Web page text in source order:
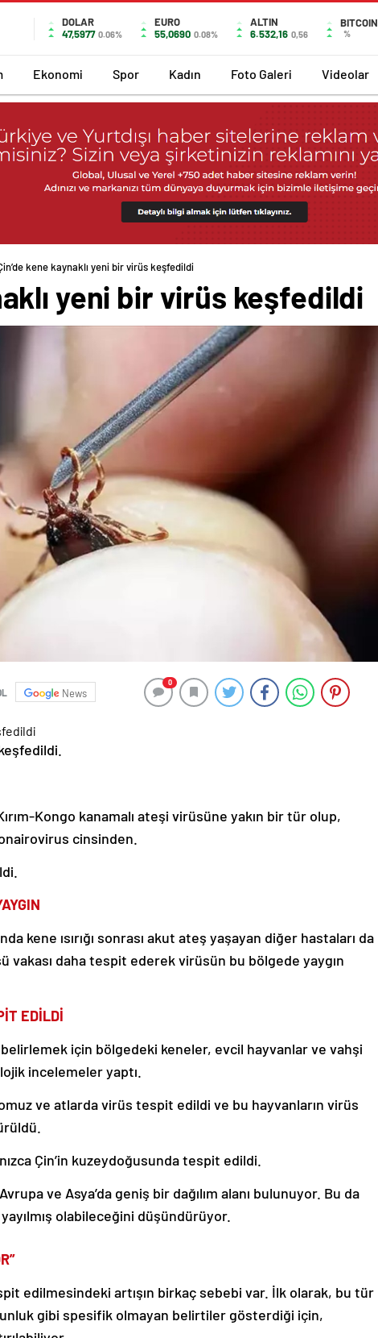
DOLAR
47,5977 0.06%
EURO
55,0690 0.08%
ALTIN
6.532,16 0,56
BITCOIN
%
Ekonomi Spor Kadın Foto Galeri Videolar
kene kaynaklı yeni bir virüs keşfedildi
yeni bir virüs keşfedildi
News
0
Kongo kanamalı ateşi virüsüne yakın bir tür olup,
cinsinden.
kene ısırığı sonrası akut ateş yaşayan diğer hastaları da
vakası daha tespit ederek virüsün bu bölgede yaygın
EDİLDİ
belirlemek için bölgedeki keneler, evcil hayvanlar ve vahşi
incelemeler yaptı.
ve atlarda virüs tespit edildi ve bu hayvanların virüs
Çin’in kuzeydoğusunda tespit edildi.
ve Asya’da geniş bir dağılım alanı bulunuyor. Bu da
olabileceğini düşündürüyor.
edilmesindeki artışın birkaç sebebi var. İlk olarak, bu tür
gibi spesifik olmayan belirtiler gösterdiği için,